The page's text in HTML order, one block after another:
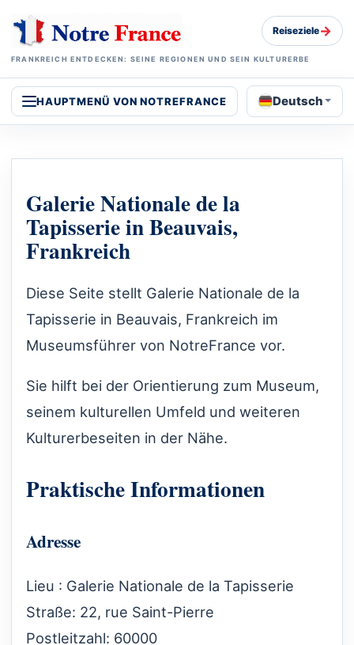
FRANKREICH ENTDECKEN: SEINE REGIONEN UND SEIN KULTURERBE
Reiseziele→
HAUPTMENÜ VON NOTREFRANCE Deutsch
Galerie Nationale de la
Tapisserie in Beauvais,
Frankreich
Diese Seite stellt Galerie Nationale de la
Tapisserie in Beauvais, Frankreich im
Museumsführer von NotreFrance vor.
Sie hilft bei der Orientierung zum Museum,
seinem kulturellen Umfeld und weiteren
Kulturerbeseiten in der Nähe.
Praktische Informationen
Adresse
Lieu : Galerie Nationale de la Tapisserie
Straße: 22, rue Saint-Pierre
Postleitzahl: 60000